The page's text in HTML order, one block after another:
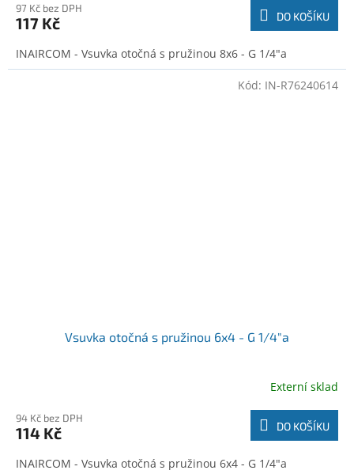
97 Kč bez DPH
117 Kč DO KOŠÍKU
INAIRCOM - Vsuvka otočná s pružinou 8x6 - G 1/4"a
Vsuvka otočná s pružinou 6x4 - G 1/4"a
Externí sklad
94 Kč bez DPH
114 Kč DO KOŠÍKU
INAIRCOM - Vsuvka otočná s pružinou 6x4 - G 1/4"a
Kód: IN-R76240614